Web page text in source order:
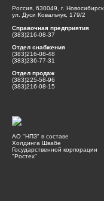
Россия, 630049, г. Новосибирск,
ул. Дуси Ковальчук, 179/2
Справочная предприятия
(383)216-08-37
Отдел снабжения
(383)216-08-48
(383)236-77-31
Отдел продаж
(383)225-58-96
(383)216-08-15
АО "НПЗ" в составе
Холдинга Швабе
Государственной корпорации
"Ростех"